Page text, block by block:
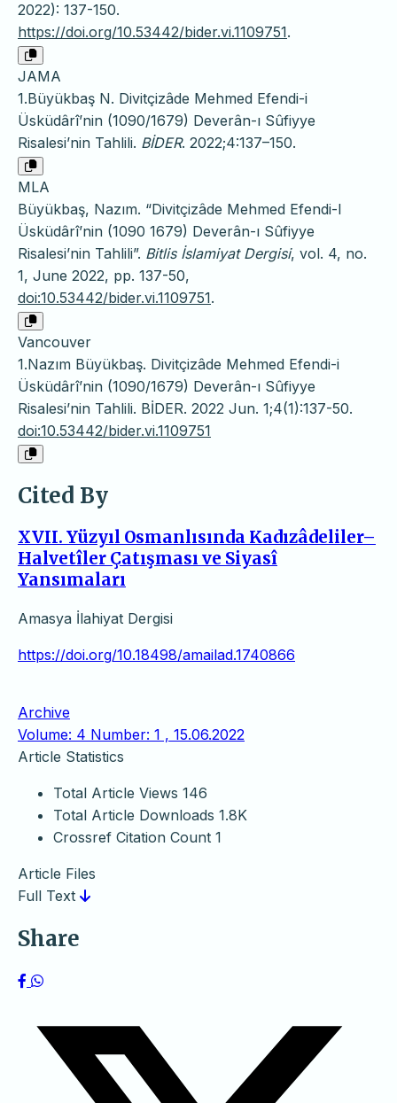
2022): 137-150.
https://doi.org/10.53442/bider.vi.1109751.
JAMA
1.Büyükbaş N. Divitçizâde Mehmed Efendi-i
Üsküdârî’nin (1090/1679) Deverân-ı Sûfiyye
Risalesi’nin Tahlili. BİDER. 2022;4:137–150.
MLA
Büyükbaş, Nazım. “Divitçizâde Mehmed Efendi-I
Üsküdârî’nin (1090 1679) Deverân-ı Sûfiyye
Risalesi’nin Tahlili”. Bitlis İslamiyat Dergisi, vol. 4, no.
1, June 2022, pp. 137-50,
doi:10.53442/bider.vi.1109751.
Vancouver
1.Nazım Büyükbaş. Divitçizâde Mehmed Efendi-i
Üsküdârî’nin (1090/1679) Deverân-ı Sûfiyye
Risalesi’nin Tahlili. BİDER. 2022 Jun. 1;4(1):137-50.
doi:10.53442/bider.vi.1109751
Cited By
XVII. Yüzyıl Osmanlısında Kadızâdeliler–
Halvetîler Çatışması ve Siyasî
Yansımaları
Amasya İlahiyat Dergisi
https://doi.org/10.18498/amailad.1740866
Archive
Volume: 4 Number: 1 , 15.06.2022
Article Statistics
Total Article Views 146
Total Article Downloads 1.8K
Crossref Citation Count 1
Article Files
Full Text
Share